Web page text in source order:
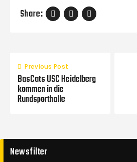
Share:
Previous Post
BasCats USC Heidelberg
kommen in die
Rundsporthalle
Newsfilter